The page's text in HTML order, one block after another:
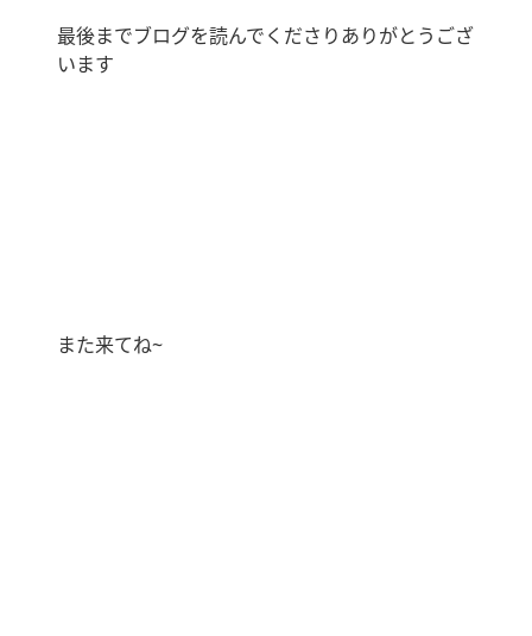
最後までブログを読んでくださりありがとうござ
います
また来てね~